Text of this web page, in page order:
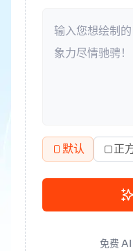
默认 正
免费